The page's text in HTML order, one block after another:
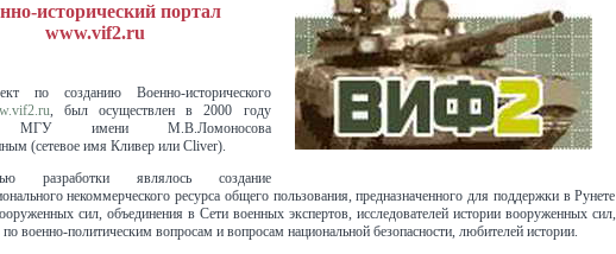
исторический портал
www.vif2.ru
по созданию Военно-исторического
, был осуществлен в 2000 году
МГУ имени М.В.Ломоносова
(сетевое имя Кливер или Cliver).
разработки являлось создание
некоммерческого ресурса общего пользования, предназначенного для поддержки в Рунете
сил, объединения в Сети военных экспертов, исследователей истории вооруженных сил,
по военно-политическим вопросам и вопросам национальной безопасности, любителей истории.